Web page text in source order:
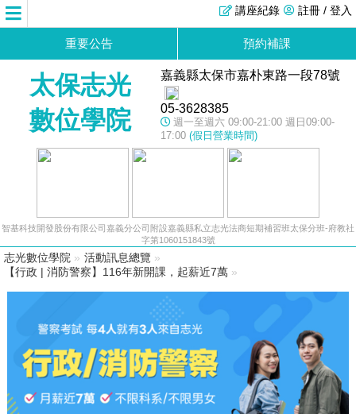
註冊 / 登入
講座紀錄
重要公告 預約補課
太保志光
數位學院
嘉義縣太保市嘉朴東路一段78號
05-3628385
週一至週六 09:00-21:00 週日09:00-
17:00 (假日營業時間)
智基科技開發股份有限公司嘉義分公司附設嘉義縣私立志光法商短期補習班太保分班-府教社
字第1060151843號
志光數位學院 » 活動訊息總覽 »
【行政 | 消防警察】116年新開課，起薪近7萬 »